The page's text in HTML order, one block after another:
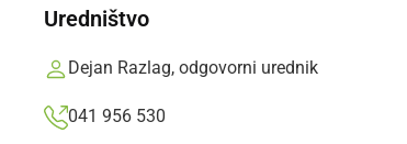
Uredništvo
Dejan Razlag, odgovorni urednik
041 956 530